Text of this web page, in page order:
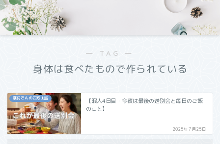
― TAG ―
身体は食べたもので作られている
嘱託さんの四方山話
【暇人4日目・今夜は最後の送別会と毎日のご飯
のこと】
2025年7月25日